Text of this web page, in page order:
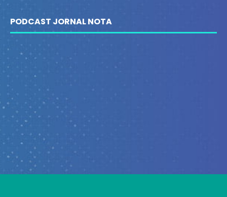
PODCAST JORNAL NOTA